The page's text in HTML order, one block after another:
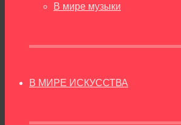
В мире музыки
В МИРЕ ИСКУССТВА